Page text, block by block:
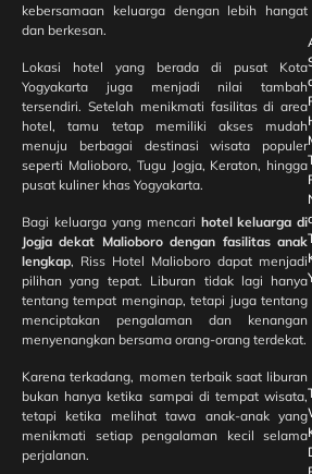
kebersamaan keluarga dengan lebih hangat
dan berkesan.
Lokasi hotel yang berada di pusat Kota
Yogyakarta juga menjadi nilai tambah
tersendiri. Setelah menikmati fasilitas di area
hotel, tamu tetap memiliki akses mudah
menuju berbagai destinasi wisata populer
seperti Malioboro, Tugu Jogja, Keraton, hingga
pusat kuliner khas Yogyakarta.
Bagi keluarga yang mencari hotel keluarga di
Jogja dekat Malioboro dengan fasilitas anak
lengkap, Riss Hotel Malioboro dapat menjadi
pilihan yang tepat. Liburan tidak lagi hanya
tentang tempat menginap, tetapi juga tentang
menciptakan pengalaman dan kenangan
menyenangkan bersama orang-orang terdekat.
Karena terkadang, momen terbaik saat liburan
bukan hanya ketika sampai di tempat wisata,
tetapi ketika melihat tawa anak-anak yang
menikmati setiap pengalaman kecil selama
perjalanan.